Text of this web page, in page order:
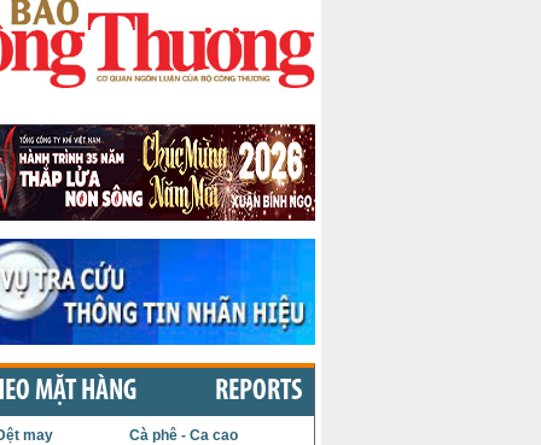
MẶT HÀNG REPORTS
may Cà phê - Ca cao